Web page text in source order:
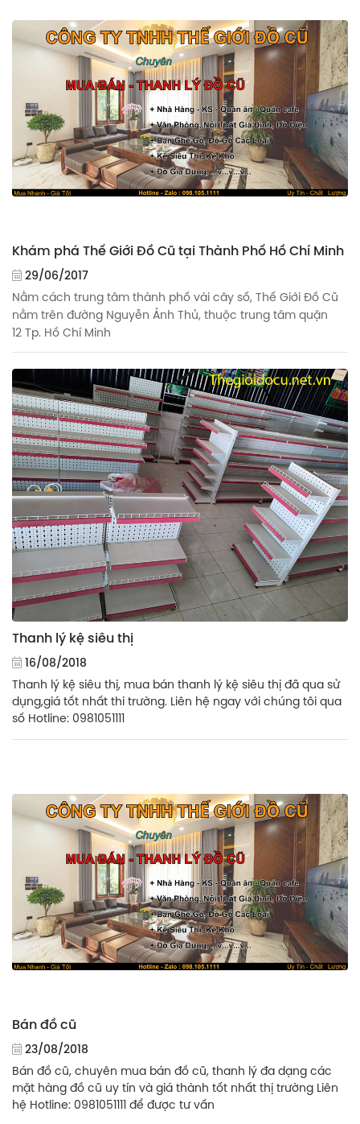
Khám phá Thế Giới Đồ Cũ tại Thành Phố Hồ Chí Minh
29/06/2017
Nằm cách trung tâm thành phố vài cây số, Thế Giới Đồ Cũ
nằm trên đường Nguyễn Ảnh Thủ, thuộc trung tâm quận
12 Tp. Hồ Chí Minh
Thanh lý kệ siêu thị
16/08/2018
Thanh lý kệ siêu thị, mua bán thanh lý kệ siêu thị đã qua sử
dụng,giá tốt nhất thi trường. Liên hệ ngay với chúng tôi qua
số Hotline: 0981051111
Bán đồ cũ
23/08/2018
Bán đồ cũ, chuyên mua bán đồ cũ, thanh lý đa dạng các
mặt hàng đồ cũ uy tín và giá thành tốt nhất thị trường Liên
hệ Hotline: 0981051111 để được tư vấn